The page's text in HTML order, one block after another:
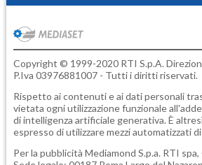
Copyright © 1999-2020 RTI S.p.A.
P.Iva 03976881007 - Tutti i diritti riservati.
Rispetto ai contenuti e ai dati personali
vietata ogni utilizzazione funzionale
di intelligenza artificiale generativa. È
espresso di utilizzare mezzi automatizzati
Per la pubblicità Mediamond S.p.a. RTI